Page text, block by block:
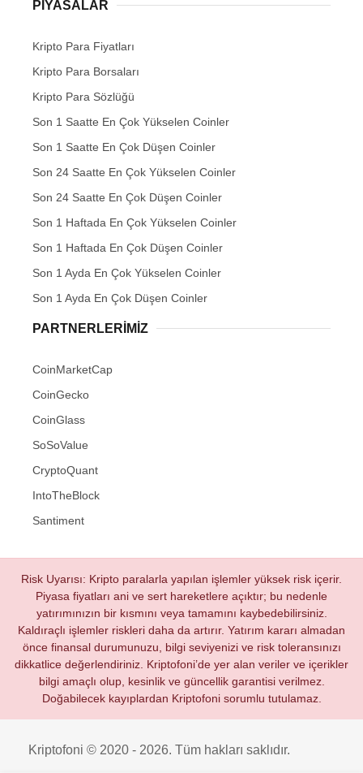
PIYASALAR
Kripto Para Fiyatları
Kripto Para Borsaları
Kripto Para Sözlüğü
Son 1 Saatte En Çok Yükselen Coinler
Son 1 Saatte En Çok Düşen Coinler
Son 24 Saatte En Çok Yükselen Coinler
Son 24 Saatte En Çok Düşen Coinler
Son 1 Haftada En Çok Yükselen Coinler
Son 1 Haftada En Çok Düşen Coinler
Son 1 Ayda En Çok Yükselen Coinler
Son 1 Ayda En Çok Düşen Coinler
PARTNERLERIMIZ
CoinMarketCap
CoinGecko
CoinGlass
SoSoValue
CryptoQuant
IntoTheBlock
Santiment
Risk Uyarısı: Kripto paralarla yapılan işlemler yüksek risk içerir.
Piyasa fiyatları ani ve sert hareketlere açıktır; bu nedenle
yatırımınızın bir kısmını veya tamamını kaybedebilirsiniz.
Kaldıraçlı işlemler riskleri daha da artırır. Yatırım kararı almadan
önce finansal durumunuzu, bilgi seviyenizi ve risk toleransınızı
dikkatlice değerlendiriniz. Kriptofoni’de yer alan veriler ve içerikler
bilgi amaçlı olup, kesinlik ve güncellik garantisi verilmez.
Doğabilecek kayıplardan Kriptofoni sorumlu tutulamaz.
Kriptofoni © 2020 - 2026. Tüm hakları saklıdır.